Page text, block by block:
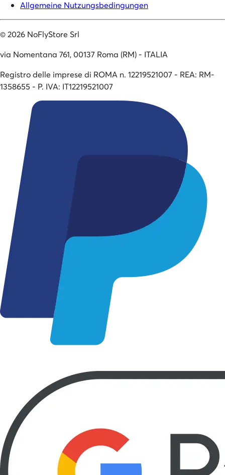
Allgemeine Nutzungsbedingungen
©2026 NoFlyStore Srl
via Nomentana 761, 00137 Roma (RM) - ITALIA
Registro delle imprese di ROMA n. 12219521007 - REA: RM-
1358655 - P. IVA: IT12219521007